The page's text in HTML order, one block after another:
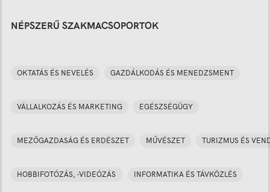
NÉPSZERŰ SZAKMACSOPORTOK
OKTATÁS ÉS NEVELÉS GAZDÁLKODÁS ÉS MENEDZSMENT
VÁLLALKOZÁS ÉS MARKETING EGÉSZSÉGÜGY
MEZŐGAZDASÁG ÉS ERDÉSZET MŰVÉSZET TURIZMUS ÉS
HOBBIFOTÓZÁS, -VIDEÓZÁS INFORMATIKA ÉS TÁVKÖZLÉS